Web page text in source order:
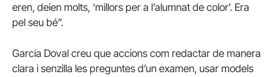
eren, deien molts, ‘millors per a l’alumnat de color’. Era
pel seu bé”.
García Doval creu que accions com redactar de manera
clara i senzilla les preguntes d’un examen, usar models